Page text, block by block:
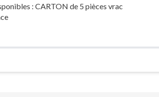
: CARTON de 5 pièces vrac